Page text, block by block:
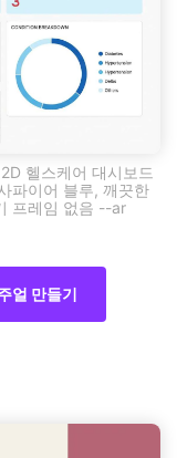
헬스케어 대시보드
파이어 블루, 깨끗한
프레임 없음 --ar
얼 만들기